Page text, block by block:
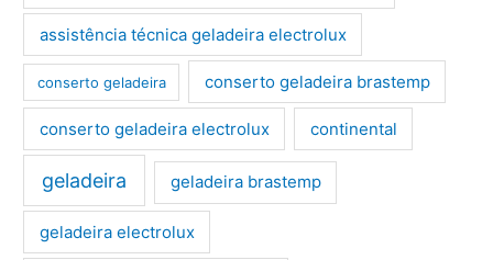
assistência técnica geladeira electrolux
conserto geladeira conserto geladeira brastemp
conserto geladeira electrolux continental
geladeira geladeira brastemp
geladeira electrolux